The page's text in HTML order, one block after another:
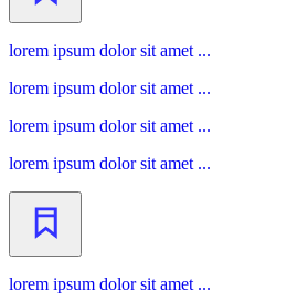
lorem ipsum dolor sit amet ...
lorem ipsum dolor sit amet ...
lorem ipsum dolor sit amet ...
lorem ipsum dolor sit amet ...
lorem ipsum dolor sit amet ...